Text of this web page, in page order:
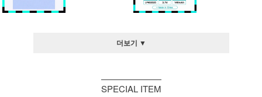
더보기 ▼
SPECIAL ITEM